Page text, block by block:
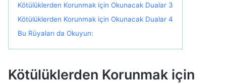
Kötülüklerden Korunmak için Okunacak Dualar 3
Kötülüklerden Korunmak için Okunacak Dualar 4
Bu Rüyaları da Okuyun:
Kötülüklerden Korunmak için